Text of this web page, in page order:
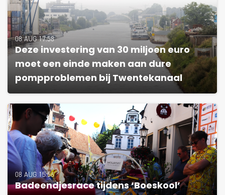
08 AUG 17:58
Deze investering van 30 miljoen euro
moet een einde maken aan dure
pompproblemen bij Twentekanaal
08 AUG 15:56
Badeendjesrace tijdens ‘Boeskool’